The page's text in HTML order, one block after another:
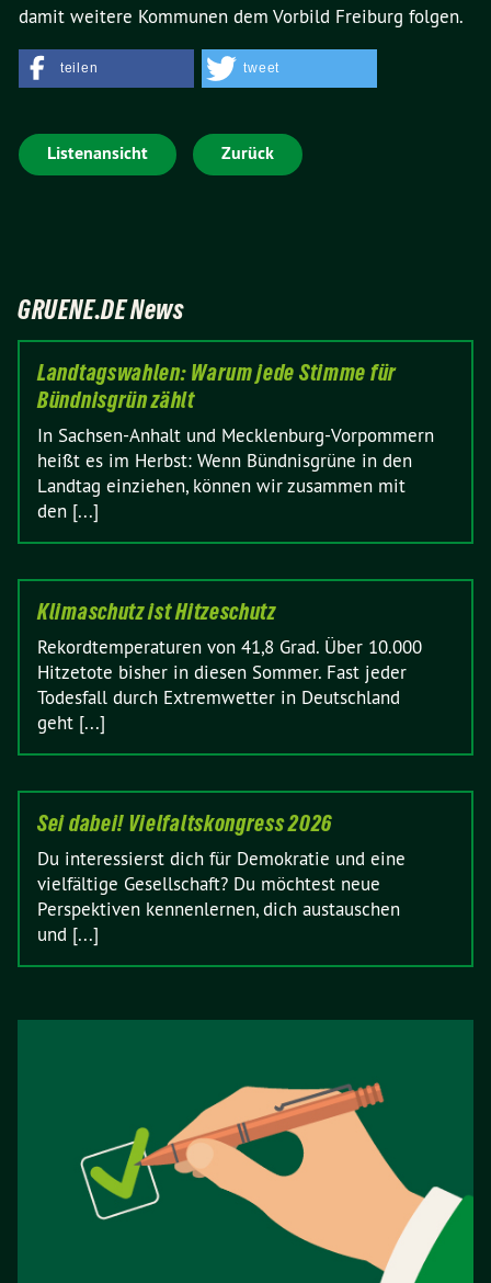
damit weitere Kommunen dem Vorbild Freiburg folgen.
teilen tweet
Listenansicht Zurück
GRUENE.DE News
Landtagswahlen: Warum jede Stimme für
Bündnisgrün zählt
In Sachsen-Anhalt und Mecklenburg-Vorpommern
heißt es im Herbst: Wenn Bündnisgrüne in den
Landtag einziehen, können wir zusammen mit
den [...]
Klimaschutz ist Hitzeschutz
Rekordtemperaturen von 41,8 Grad. Über 10.000
Hitzetote bisher in diesen Sommer. Fast jeder
Todesfall durch Extremwetter in Deutschland
geht [...]
Sei dabei! Vielfaltskongress 2026
Du interessierst dich für Demokratie und eine
vielfältige Gesellschaft? Du möchtest neue
Perspektiven kennenlernen, dich austauschen
und [...]